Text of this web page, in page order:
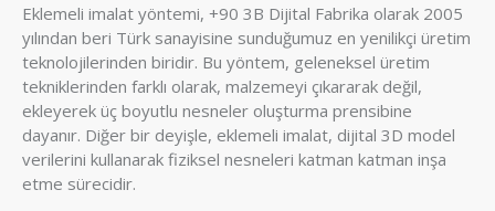
Eklemeli imalat yöntemi, +90 3B Dijital Fabrika olarak 2005
yılından beri Türk sanayisine sunduğumuz en yenilikçi üretim
teknolojilerinden biridir. Bu yöntem, geleneksel üretim
tekniklerinden farklı olarak, malzemeyi çıkararak değil,
ekleyerek üç boyutlu nesneler oluşturma prensibine
dayanır. Diğer bir deyişle, eklemeli imalat, dijital 3D model
verilerini kullanarak fiziksel nesneleri katman katman inşa
etme sürecidir.